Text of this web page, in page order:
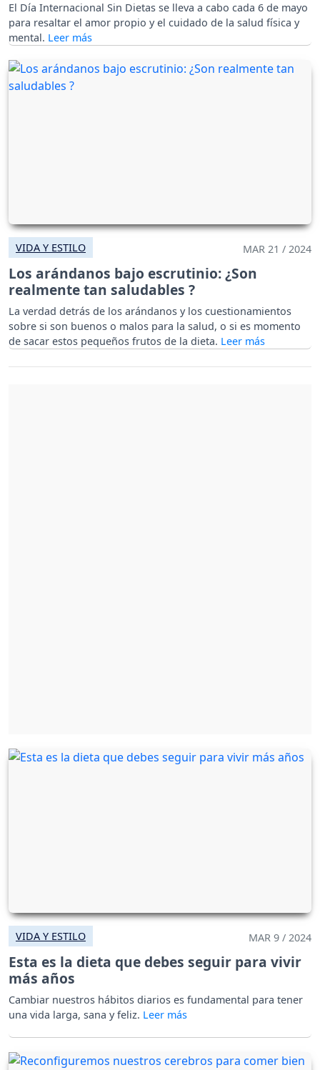
El Día Internacional Sin Dietas se lleva a cabo cada 6 de mayo
para resaltar el amor propio y el cuidado de la salud física y
mental.
VIDA Y ESTILO MAR 21 / 2024
Los arándanos bajo escrutinio: ¿Son
realmente tan saludables ?
La verdad detrás de los arándanos y los cuestionamientos
sobre si son buenos o malos para la salud, o si es momento
de sacar estos pequeños frutos de la dieta.
VIDA Y ESTILO MAR 9 / 2024
Esta es la dieta que debes seguir para vivir
más años
Cambiar nuestros hábitos diarios es fundamental para tener
una vida larga, sana y feliz.